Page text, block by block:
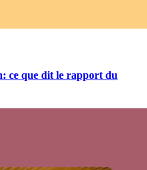
ce que dit le rapport du